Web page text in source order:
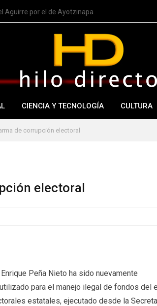
Aguirre por el de Ayotzinapa
CIENCIA Y TECNOLOGÍA CULTURA
de corrupción electoral
electoral
Peña Nieto ha sido nuevamente
para el manejo ilegal de fondos del
estatales, ejecutado desde la